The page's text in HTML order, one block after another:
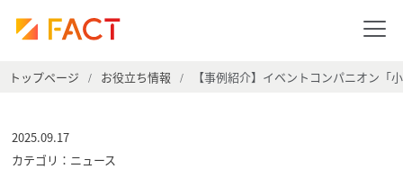
トップページ / お役立ち情報 / 【事例紹介】イベントコンパニオン「
2025.09.17
カテゴリ：ニュース